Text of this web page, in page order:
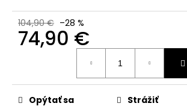
104,90 € –28 %
74,90 €
Opýtať sa Strážiť
APPLE
IPHONE
3227MAH
(ZDRAVIE
BATÉRIE: